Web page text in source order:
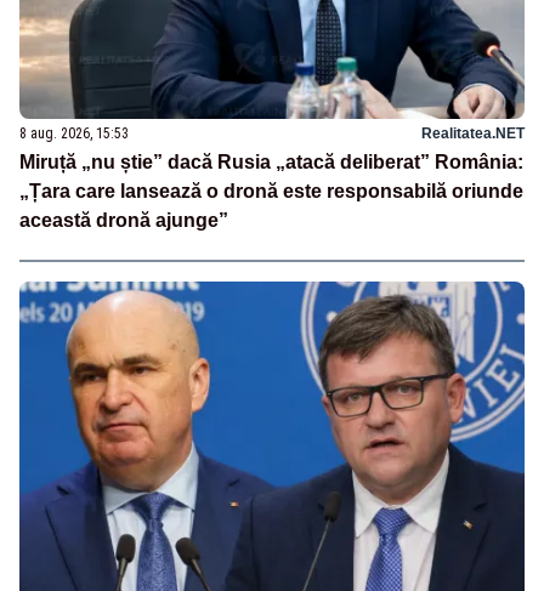
8 aug. 2026, 15:53 Realitatea.NET
Miruță „nu știe” dacă Rusia „atacă deliberat” România:
„Țara care lansează o dronă este responsabilă oriunde
această dronă ajunge”